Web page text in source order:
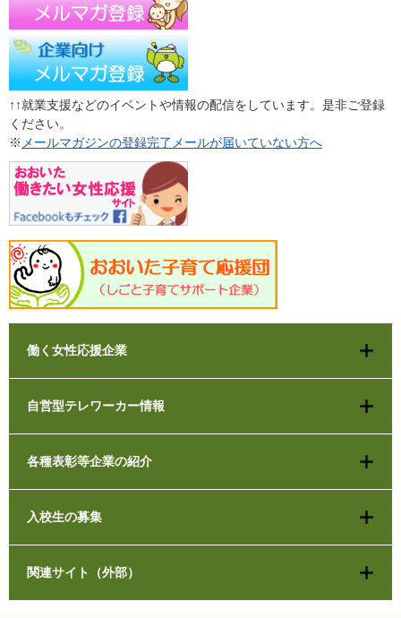
↑↑就業支援などのイベントや情報の配信をしています。是非ご登録
ください。
※ メールマガジンの登録完了メールが届いていない方へ
働く女性応援企業
自営型テレワーカー情報
各種表彰等企業の紹介
入校生の募集
関連サイト（外部）